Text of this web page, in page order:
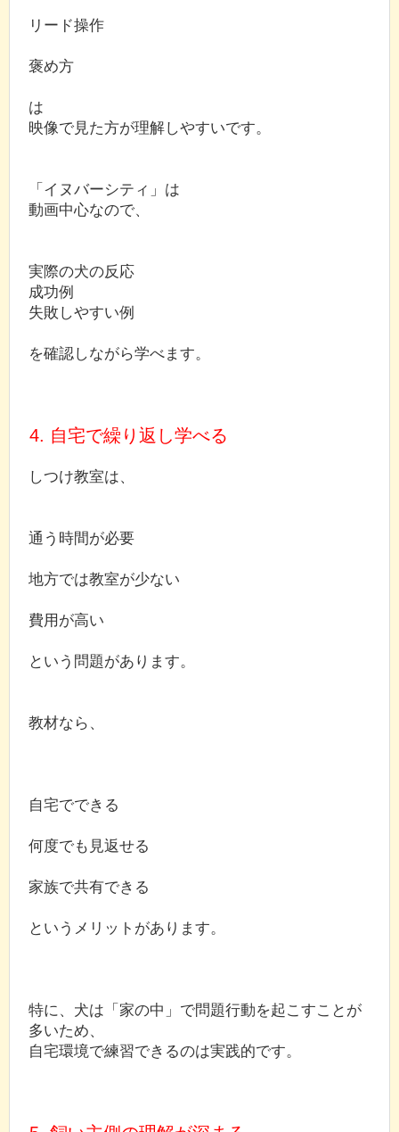
リード操作
褒め方
は
映像で見た方が理解しやすいです。
「イヌバーシティ」は
動画中心なので、
実際の犬の反応
成功例
失敗しやすい例
を確認しながら学べます。
4. 自宅で繰り返し学べる
しつけ教室は、
通う時間が必要
地方では教室が少ない
費用が高い
という問題があります。
教材なら、
自宅でできる
何度でも見返せる
家族で共有できる
というメリットがあります。
特に、犬は「家の中」で問題行動を起こすことが
多いため、
自宅環境で練習できるのは実践的です。